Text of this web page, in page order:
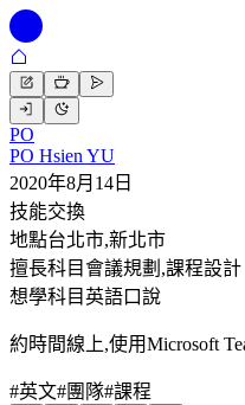
PO
PO Hsien YU
2020年8月14日
技能交換
地點台北市,新北市
擅長科目會議規劃,課程設計
想學科目英語口說
約時間線上,使用Microsoft
#英文#團隊#課程